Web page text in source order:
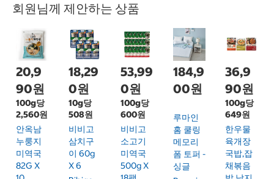
회원님께 제안하는 상품
20,9
90원
100g당
2,560원
안옥남
누룽지
미역국
82G X
18,29
0원
10g당
508원
비비고
삼치구
이 60g
X 6
53,99
0원
100g당
600원
비비고
소고기
미역국
500g X
184,9
00원
루마인
홈 쿨링
메모리
폼 토퍼 -
싱글
36,9
90원
100g당
649원
한우물
육개장
국밥,잡
채볶음